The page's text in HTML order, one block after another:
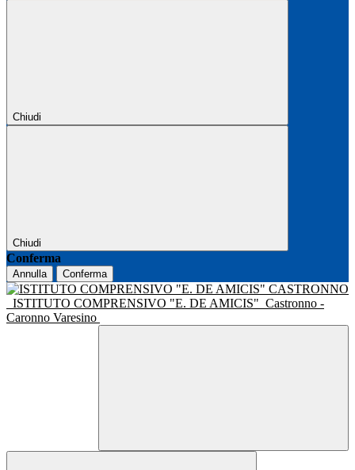
Chiudi
Chiudi
Conferma
Annulla Conferma
ISTITUTO COMPRENSIVO "E. DE AMICIS" Castronno -
Caronno Varesino